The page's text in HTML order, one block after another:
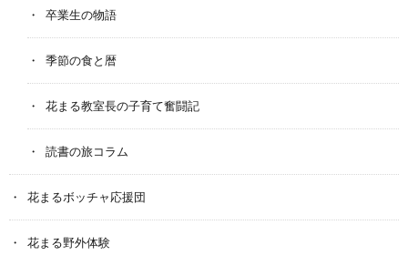
卒業生の物語
季節の食と暦
花まる教室長の子育て奮闘記
読書の旅コラム
花まるボッチャ応援団
花まる野外体験